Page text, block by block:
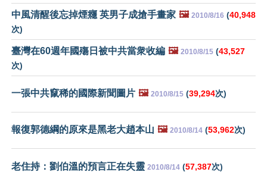
中風清醒後忘掉煙癮 英男子成搶手畫家 🖼️ 2010/8/16 (40,948
次)
臺灣在60週年國殤日被中共當衆收編 🖼️ 2010/8/15 (43,527
次)
一張中共竄稀的國際新聞圖片 🖼️ 2010/8/15 (39,294次)
報復郭德綱的原來是黑老大趙本山 🖼️ 2010/8/14 (53,962次)
老住持：劉伯溫的預言正在失靈 2010/8/14 (57,387次)